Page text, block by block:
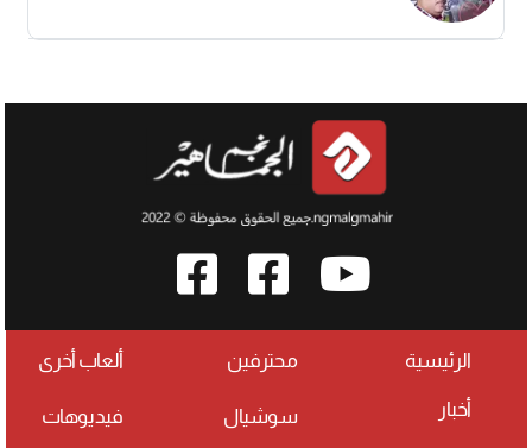
الرئيسية
أخبار
محترفين
سوشيال
ألعاب أخرى
فيديوهات